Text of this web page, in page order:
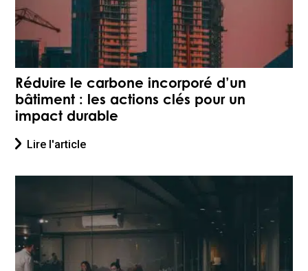
Réduire le carbone incorporé d’un
bâtiment : les actions clés pour un
impact durable
Lire l'article